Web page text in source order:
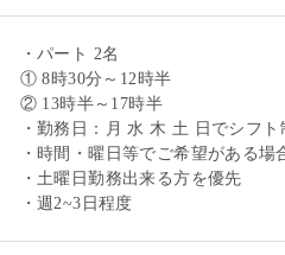
・パート 2名
① 8時30分～12時半
② 13時半～17時半
・勤務日：月 水 木 土 日でシフト
・時間・曜日等でご希望がある場
・土曜日勤務出来る方を優先
・週2~3日程度